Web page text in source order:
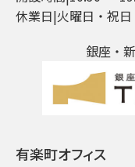
休業日|火曜日・祝
銀座・
有楽町オフィス